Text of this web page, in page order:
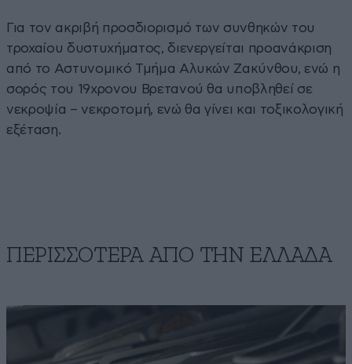
Για τον ακριβή προσδιορισμό των συνθηκών του
τροχαίου δυστυχήματος, διενεργείται προανάκριση
από το Αστυνομικό Τμήμα Αλυκών Ζακύνθου, ενώ η
σορός του 19χρονου Βρετανού θα υποβληθεί σε
νεκροψία – νεκροτομή, ενώ θα γίνει και τοξικολογική
εξέταση.
ΠΕΡΙΣΣΟΤΕΡΑ ΑΠΟ ΤΗΝ ΕΛΛΑΔΑ